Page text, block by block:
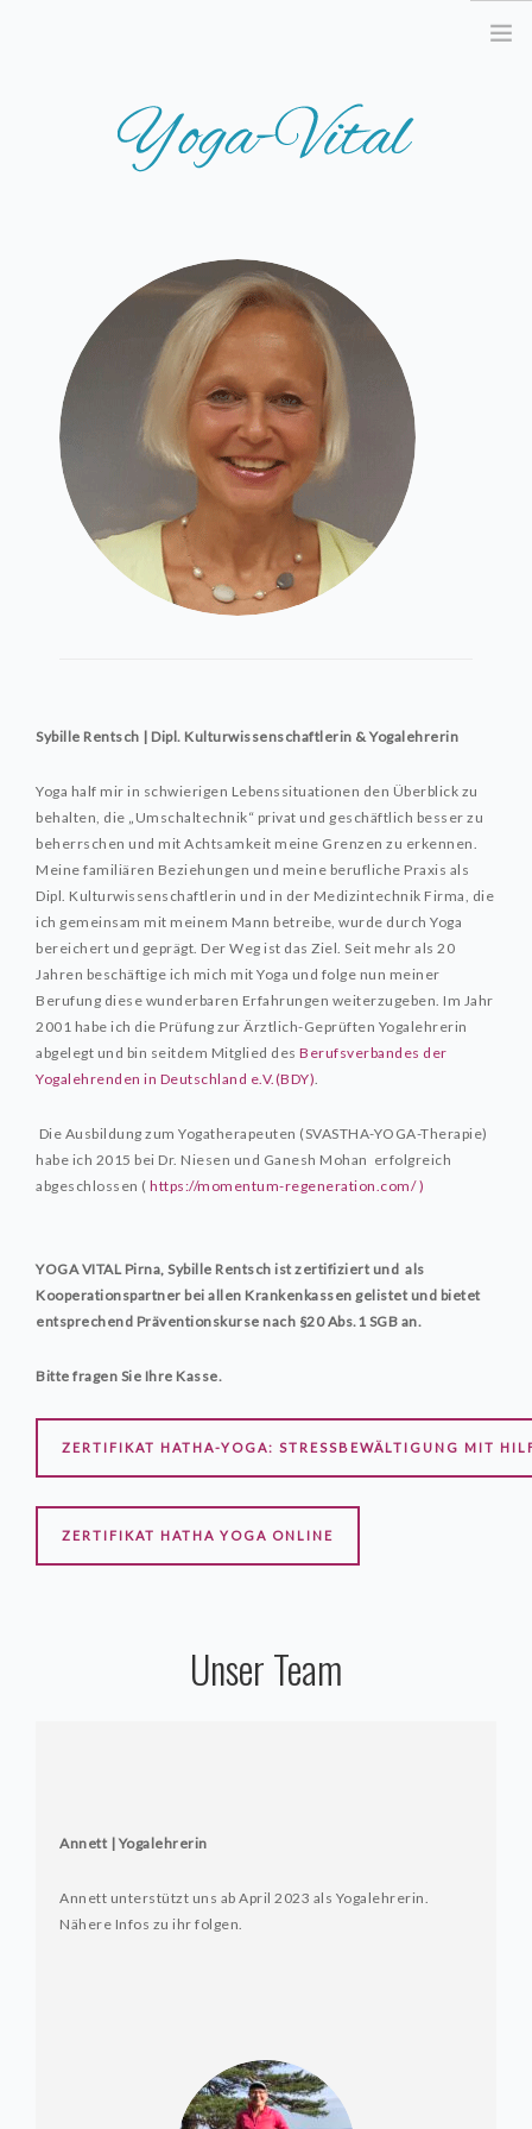
AKTUELLES
TERMINE
UNSER ANGEBOT
WAS IST YOGA?
KURSE
REISEN & WORKSHOPS
PREISE
RAUMVERMIETUNG
DAS SIND WIR
Sybille Rentsch | Dipl. Kulturwissenschaftlerin & Yogalehrerin
Yoga half mir in schwierigen Lebenssituationen den Überblick zu
behalten, die „Umschaltechnik“ privat und geschäftlich besser zu
beherrschen und mit Achtsamkeit meine Grenzen zu erkennen.
Meine familiären Beziehungen und meine berufliche Praxis als
Dipl. Kulturwissenschaftlerin und in der Medizintechnik Firma, die
ich gemeinsam mit meinem Mann betreibe, wurde durch Yoga
bereichert und geprägt. Der Weg ist das Ziel. Seit mehr als 20
Jahren beschäftige ich mich mit Yoga und folge nun meiner
Berufung diese wunderbaren Erfahrungen weiterzugeben. Im Jahr
2001 habe ich die Prüfung zur Ärztlich-Geprüften Yogalehrerin
abgelegt und bin seitdem Mitglied des Berufsverbandes der
Yogalehrenden in Deutschland e.V.(BDY).
Die Ausbildung zum Yogatherapeuten (SVASTHA-YOGA-Therapie)
habe ich 2015 bei Dr. Niesen und Ganesh Mohan erfolgreich
abgeschlossen ( https://momentum-regeneration.com/ )
YOGA VITAL Pirna, Sybille Rentsch ist zertifiziert und als
Kooperationspartner bei allen Krankenkassen gelistet und bietet
entsprechend Präventionskurse nach §20 Abs.1 SGB an.
Bitte fragen Sie Ihre Kasse.
ZERTIFIKAT HATHA-YOGA: STRESSBEWÄLTIGUNG MIT
ZERTIFIKAT HATHA YOGA ONLINE
Unser Team
Annett | Yogalehrerin
Annett unterstützt uns ab April 2023 als Yogalehrerin.
Nähere Infos zu ihr folgen.